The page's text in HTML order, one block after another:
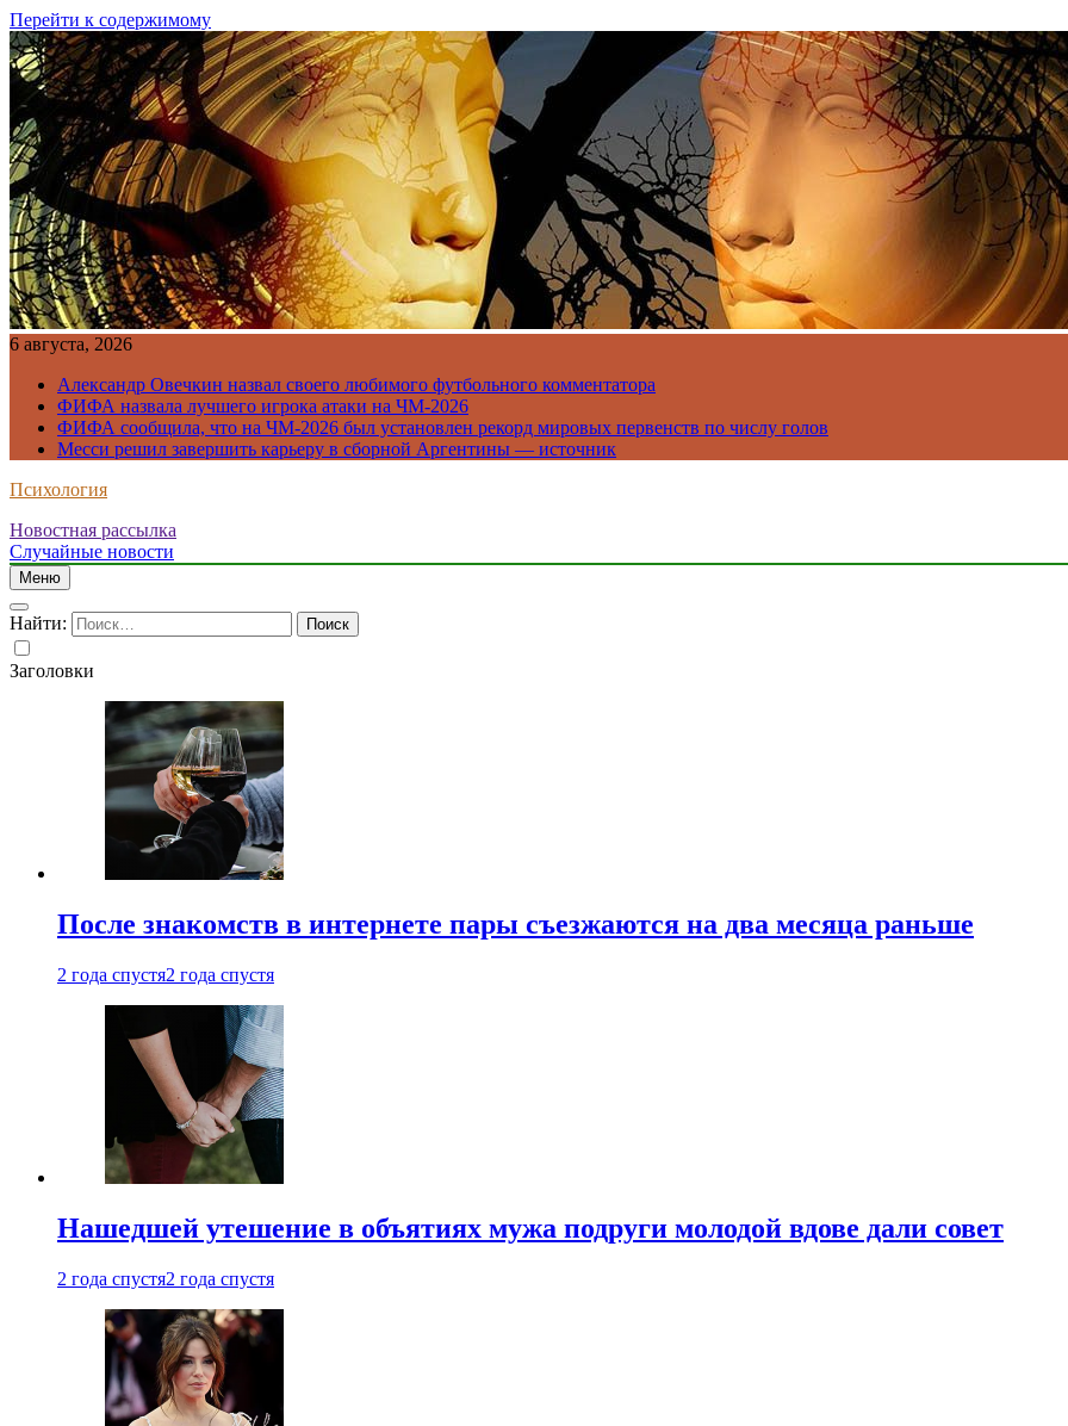
Перейти к содержимому
6 августа, 2026
Александр Овечкин назвал своего любимого футбольного комментатора
ФИФА назвала лучшего игрока атаки на ЧМ-2026
ФИФА сообщила, что на ЧМ-2026 был установлен рекорд мировых первенств по числу голов
Месси решил завершить карьеру в сборной Аргентины — источник
Психология
Новостная рассылка
Случайные новости
Меню
Найти:
Заголовки
После знакомств в интернете пары съезжаются на два месяца раньше
2 года спустя2 года спустя
Нашедшей утешение в объятиях мужа подруги молодой вдове дали совет
2 года спустя2 года спустя